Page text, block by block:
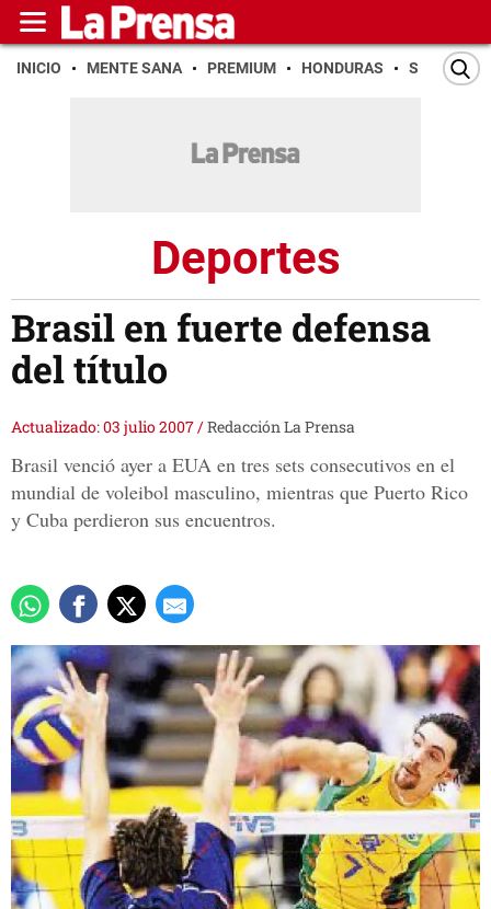
INICIO MENTE SANA PREMIUM HONDURAS SAN PEDRO
Deportes
Brasil en fuerte defensa
del título
Actualizado: 03 julio 2007/Redacción La Prensa
Brasil venció ayer a EUA en tres sets consecutivos en el
mundial de voleibol masculino, mientras que Puerto Rico
y Cuba perdieron sus encuentros.